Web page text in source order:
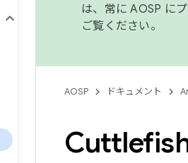
は、常に AOSP に
ご覧ください。
AOSP ドキュメント